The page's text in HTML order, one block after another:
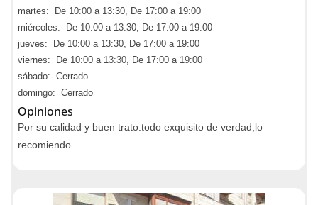
martes: De 10:00 a 13:30, De 17:00 a 19:00
miércoles: De 10:00 a 13:30, De 17:00 a 19:00
jueves: De 10:00 a 13:30, De 17:00 a 19:00
viernes: De 10:00 a 13:30, De 17:00 a 19:00
sábado: Cerrado
domingo: Cerrado
Opiniones
Por su calidad y buen trato.todo exquisito de verdad,lo
recomiendo